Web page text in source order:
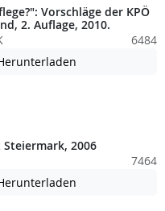
Vorschläge der KPÖ
2. Auflage, 2010.
6484
2006
7464